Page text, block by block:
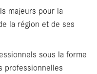
majeurs pour la
la région et de ses
sous la forme
professionnelles